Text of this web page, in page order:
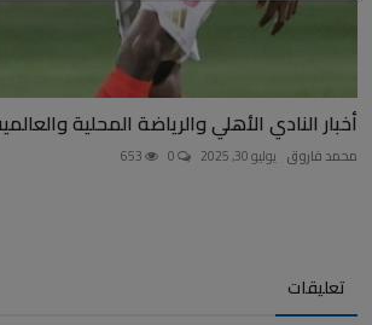
أخبار النادي الأهلي والرياضة المحلية
محمد فاروق يوليو 30, 2025
تعليقات